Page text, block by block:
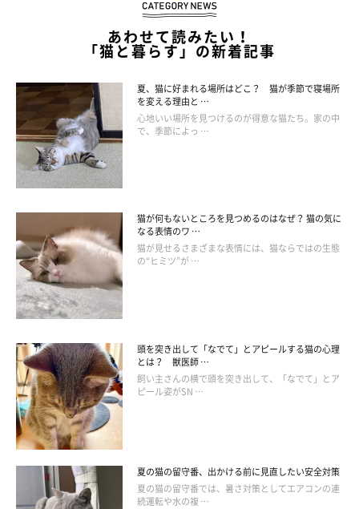
・脚付きですが、もう少し高さがあっても良いかも…
・安定感が無いので私の足があたると倒れてしまう
・傾斜がついていないので片寄ってフードがのこってしまう
などなど、たくさんのご意見をいただきました！食事台の購入を
検討されている方はぜひ参考にしてみてくださいね。
こちらから登録！
そのほか「ねこのきもち長生き研究会」の記事はこ
◆調査概要
アンケート名称：「高さ調節できる食事台」についてのアンケー
ト
アンケート実施期間：2022年6月28日～7月12日
回答方法：WEB
総回答数：269名（ねこのきもち長生き研究会登録メンバー）
あわせて読みたい！
「猫と暮らす」の新着記事
夏、猫に好まれる場所はどこ？ 猫が季節で寝場所
を変える理由と …
心地いい場所を見つけるのが得意な猫たち。家の中
で、季節によっ …
猫が何もないところを見つめるのはなぜ？ 猫の気に
なる表情のワ …
猫が見せるさまざまな表情には、猫ならではの生態
の“ヒミツ”が …
頭を突き出して「なでて」とアピールする猫の心理
とは？ 獣医師 …
飼い主さんの横で頭を突き出して、「なでて」とア
ピール姿がSN …
夏の猫の留守番、出かける前に見直したい安全対策
夏の猫の留守番では、暑さ対策としてエアコンの連
続運転や水の複 …